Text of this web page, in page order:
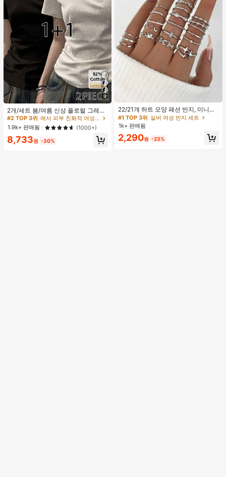
9
2개/세트 봄/여름 신상 플로럴 그레이
+ 블랙 반팔 티셔츠, 여성 슬림핏 솔리
드 컬러 언더셔츠 캐주얼
#2 TOP 3위
에서 피부 친화적 여성 상의, 블라우스 & 티
높은 재방문 고객
#2 TOP 3위
에서 피부 친화적 여성 상의, 블라우스 & 티
높은 재방문 고객
#2 TOP 3위
에서 피부 친화적 여성 상의, 블라우스 & 티
높은 재방문 고객
#2 TOP 3위
에서 피부 친화적 여성 상의, 블라우스 & 티
높은 재방문 고객
1.9k+ 판매됨 (1000+)
8,733원 -30%
22/21개 하트 모양 패션 반지, 미니멀
리스트 크리스탈 임베디드 보헤미안
기하학 반지 세트, 발렌타인데이, 어머
니날 선물
#1 TOP 3위
실버 여성 반지 세트
거의 매진!
#1 TOP 3위 실버 여성 반지 세트
거의 매진!
#1 TOP 3위 실버 여성 반지 세트
거의 매진!
#1 TOP 3위
실버 여성 반지 세트
1k+ 판매됨
2,290원 -23%